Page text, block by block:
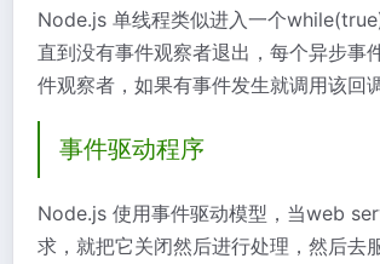
Node.js 单线程类似进入一个
直到没有事件观察者退出，每个异步事
件观察者，如果有事件发生就调用该回
事件驱动程序
Node.js 使用事件驱动模型，当web
求，就把它关闭然后进行处理，然后去